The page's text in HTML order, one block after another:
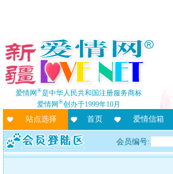
爱情网®是中华人民共和国注册服务商标
爱情网®创办于1999年10月
站点选择 首页 爱情信箱
会员编号: